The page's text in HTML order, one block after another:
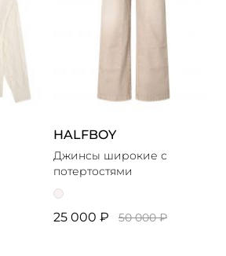
HALFBOY
Джинсы широкие с
потертостями
25 000 ₽ 50 000 ₽